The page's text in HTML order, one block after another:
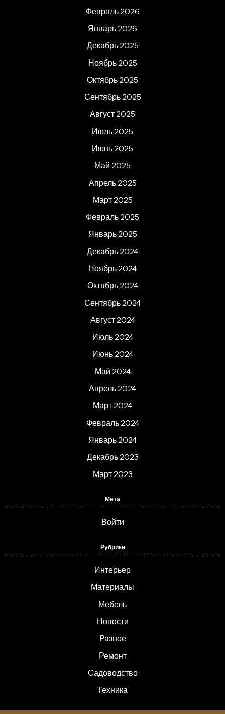
Февраль 2026
Январь 2026
Декабрь 2025
Ноябрь 2025
Октябрь 2025
Сентябрь 2025
Август 2025
Июль 2025
Июнь 2025
Май 2025
Апрель 2025
Март 2025
Февраль 2025
Январь 2025
Декабрь 2024
Ноябрь 2024
Октябрь 2024
Сентябрь 2024
Август 2024
Июль 2024
Июнь 2024
Май 2024
Апрель 2024
Март 2024
Февраль 2024
Январь 2024
Декабрь 2023
Март 2023
Мета
Войти
Рубрики
Интерьер
Материалы
Мебель
Новости
Разное
Ремонт
Садоводство
Техника